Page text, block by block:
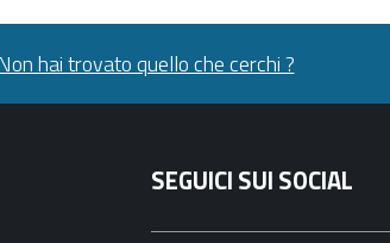
hai trovato quello che cerchi ?
SEGUICI SUI SOCIAL